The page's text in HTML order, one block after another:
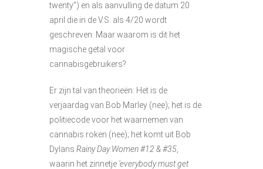
twenty”) en als aanvulling de datum 20
april die in de V.S. als 4/20 wordt
geschreven. Maar waarom is dit het
magische getal voor
cannabisgebruikers?
Er zijn tal van theorieën: Het is de
verjaardag van Bob Marley (nee); het is de
politiecode voor het waarnemen van
cannabis roken (nee); het komt uit Bob
Dylans Rainy Day Women #12 & #35
waarin het zinnetje ‘everybody must get